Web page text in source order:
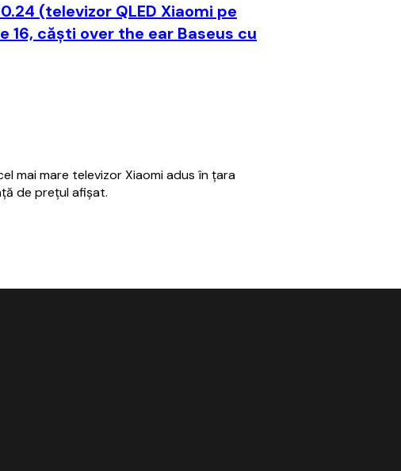
(televizor QLED Xiaomi pe
16, căști over the ear Baseus cu
mai mare televizor Xiaomi adus în țara
de prețul afișat.